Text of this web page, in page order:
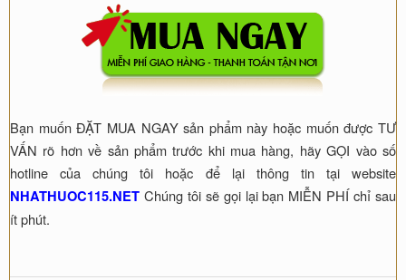
Bạn muốn ĐẶT MUA NGAY sản phẩm này hoặc muốn được TƯ
VẤN rõ hơn về sản phẩm trước khi mua hàng, hãy GỌI vào số
hotline của chúng tôi hoặc để lại thông tin tại website
NHATHUOC115.NET Chúng tôi sẽ gọi lại bạn MIỄN PHÍ chỉ sau
ít phút.